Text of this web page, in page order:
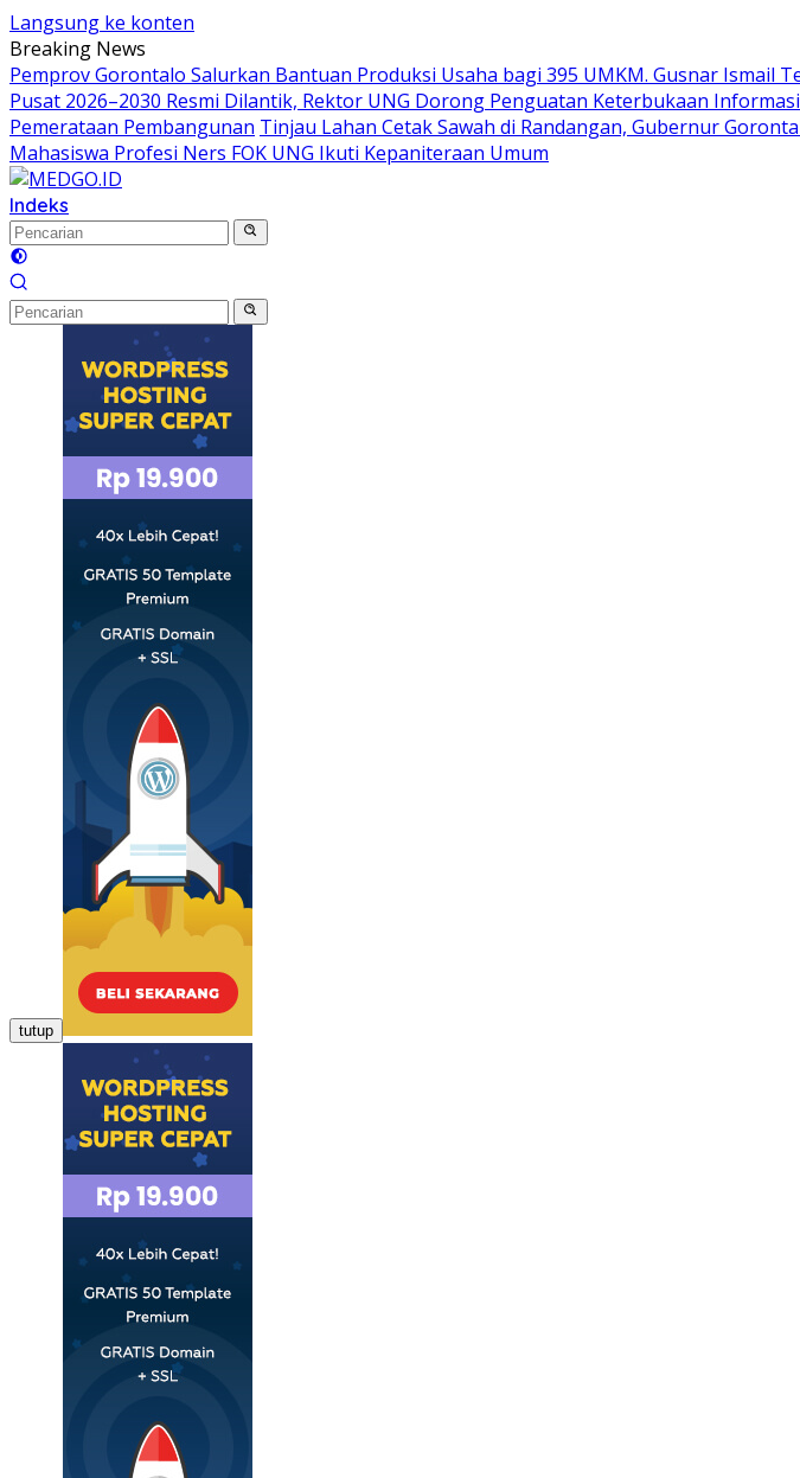
Langsung ke konten
Breaking News
Pemprov Gorontalo Salurkan Bantuan Produksi Usaha bagi 395 UMKM. Gusnar Ismail
Pusat 2026–2030 Resmi Dilantik, Rektor UNG Dorong Penguatan Keterbukaan
Pemerataan Pembangunan Tinjau Lahan Cetak Sawah di Randangan, Gubernur
Mahasiswa Profesi Ners FOK UNG Ikuti Kepaniteraan Umum
Indeks
tutup